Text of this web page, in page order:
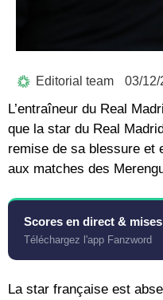
Editorial team 03/12/
L’entraîneur du Real
que la star du Real
remise de sa blessure et
aux matches des
Scores en direct &
Téléchargez l'app Fanzword
La star française est